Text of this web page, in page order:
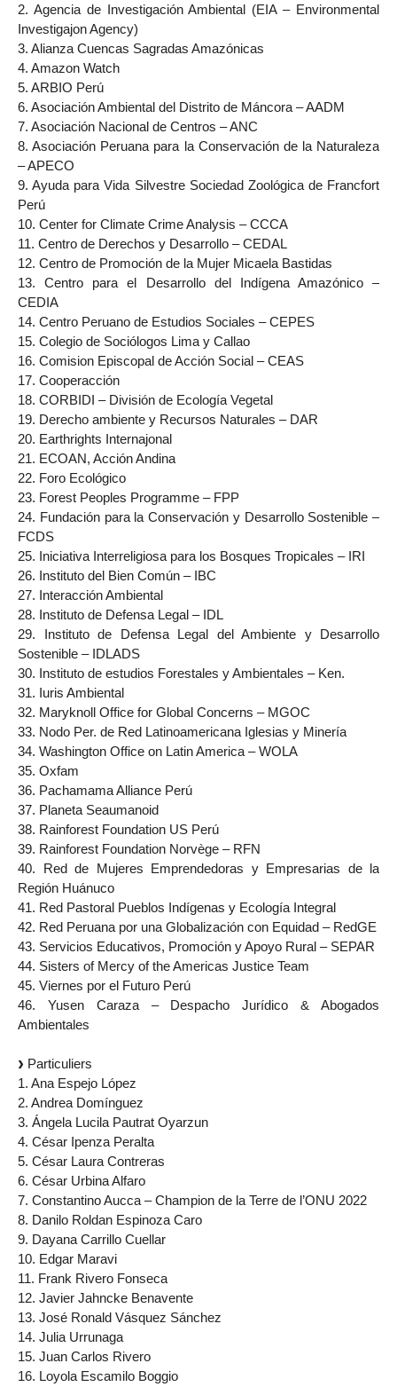
2. Agencia de Investigación Ambiental (EIA – Environmental
Investigajon Agency)
3. Alianza Cuencas Sagradas Amazónicas
4. Amazon Watch
5. ARBIO Perú
6. Asociación Ambiental del Distrito de Máncora – AADM
7. Asociación Nacional de Centros – ANC
8. Asociación Peruana para la Conservación de la Naturaleza
– APECO
9. Ayuda para Vida Silvestre Sociedad Zoológica de Francfort
Perú
10. Center for Climate Crime Analysis – CCCA
11. Centro de Derechos y Desarrollo – CEDAL
12. Centro de Promoción de la Mujer Micaela Bastidas
13. Centro para el Desarrollo del Indígena Amazónico –
CEDIA
14. Centro Peruano de Estudios Sociales – CEPES
15. Colegio de Sociólogos Lima y Callao
16. Comision Episcopal de Acción Social – CEAS
17. Cooperacción
18. CORBIDI – División de Ecología Vegetal
19. Derecho ambiente y Recursos Naturales – DAR
20. Earthrights Internajonal
21. ECOAN, Acción Andina
22. Foro Ecológico
23. Forest Peoples Programme – FPP
24. Fundación para la Conservación y Desarrollo Sostenible –
FCDS
25. Iniciativa Interreligiosa para los Bosques Tropicales – IRI
26. Instituto del Bien Común – IBC
27. Interacción Ambiental
28. Instituto de Defensa Legal – IDL
29. Instituto de Defensa Legal del Ambiente y Desarrollo
Sostenible – IDLADS
30. Instituto de estudios Forestales y Ambientales – Ken.
31. Iuris Ambiental
32. Maryknoll Office for Global Concerns – MGOC
33. Nodo Per. de Red Latinoamericana Iglesias y Minería
34. Washington Office on Latin America – WOLA
35. Oxfam
36. Pachamama Alliance Perú
37. Planeta Seaumanoid
38. Rainforest Foundation US Perú
39. Rainforest Foundation Norvège – RFN
40. Red de Mujeres Emprendedoras y Empresarias de la
Región Huánuco
41. Red Pastoral Pueblos Indígenas y Ecología Integral
42. Red Peruana por una Globalización con Equidad – RedGE
43. Servicios Educativos, Promoción y Apoyo Rural – SEPAR
44. Sisters of Mercy of the Americas Justice Team
45. Viernes por el Futuro Perú
46. Yusen Caraza – Despacho Jurídico & Abogados
Ambientales
Particuliers
1. Ana Espejo López
2. Andrea Domínguez
3. Ángela Lucila Pautrat Oyarzun
4. César Ipenza Peralta
5. César Laura Contreras
6. César Urbina Alfaro
7. Constantino Aucca – Champion de la Terre de l’ONU 2022
8. Danilo Roldan Espinoza Caro
9. Dayana Carrillo Cuellar
10. Edgar Maravi
11. Frank Rivero Fonseca
12. Javier Jahncke Benavente
13. José Ronald Vásquez Sánchez
14. Julia Urrunaga
15. Juan Carlos Rivero
16. Loyola Escamilo Boggio